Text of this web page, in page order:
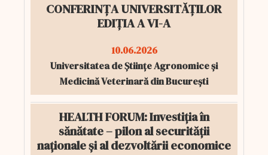
CONFERINȚA UNIVERSITĂȚILOR
EDIȚIA A VI-A
10.06.2026
Universitatea de Științe Agronomice și
Medicină Veterinară din București
HEALTH FORUM: Investiția în
sănătate – pilon al securității
naționale și al dezvoltării economice